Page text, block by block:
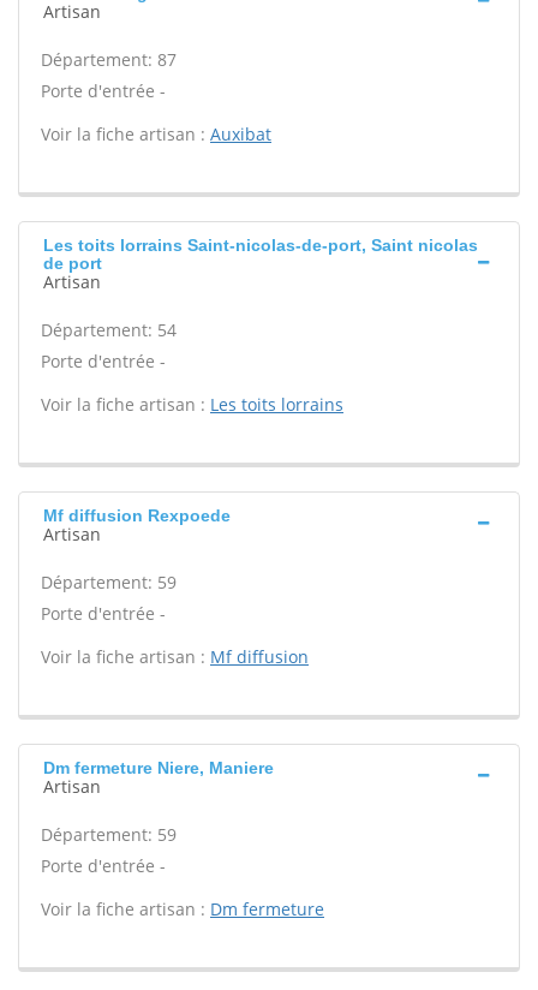
Artisan
Département: 87
Porte d'entrée -
Voir la fiche artisan : Auxibat
Les toits lorrains Saint-nicolas-de-port, Saint nicolas
de port
Artisan
Département: 54
Porte d'entrée -
Voir la fiche artisan : Les toits lorrains
Mf diffusion Rexpoede
Artisan
Département: 59
Porte d'entrée -
Voir la fiche artisan : Mf diffusion
Dm fermeture Niere, Maniere
Artisan
Département: 59
Porte d'entrée -
Voir la fiche artisan : Dm fermeture